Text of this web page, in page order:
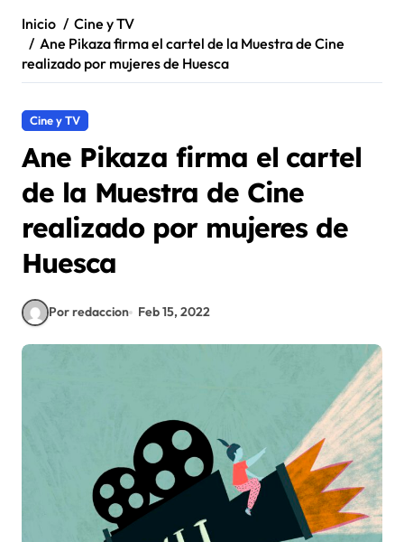
Inicio
Cine y TV
Ane Pikaza firma el cartel de la Muestra de Cine
realizado por mujeres de Huesca
Cine y TV
Ane Pikaza firma el cartel
de la Muestra de Cine
realizado por mujeres de
Huesca
Por redaccion Feb 15, 2022